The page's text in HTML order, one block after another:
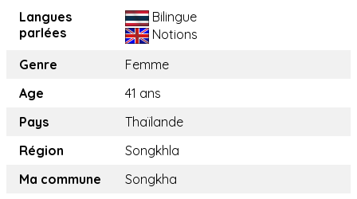
Langues
parlées
Bilingue
Notions
Genre
Femme
Age
41 ans
Pays
Thaïlande
Région
Songkhla
Ma commune
Songkha